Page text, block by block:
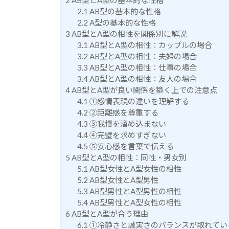
2.1 AB型の基本的な性格
2.2 A型の基本的な性格
3 AB型とA型の相性を関係別に解説
3.1 AB型とA型の相性：カップルの場合
3.2 AB型とA型の相性：夫婦の場合
3.3 AB型とA型の相性：仕事の場合
3.4AB型とA型の相性：友人の場合
4AB型とA型が良い関係を築く上での注意点
4.1 ①感情表現の違いを理解する
4.2 ②距離感を尊重する
4.3 ③我慢を溜め込まない
4.4④完璧を求めすぎない
4.5 ⑤安心感を言葉で伝える
5 AB型とA型の相性：同性・男女別
5.1 AB型女性とA型女性の相性
5.2 AB型女性とA型男性
5.3 AB型男性とA型男性の相性
5.4AB型男性とA型女性の相性
6 AB型とA型が合う理由
6.1 ①冷静さと誠実さのバランスが取れてい